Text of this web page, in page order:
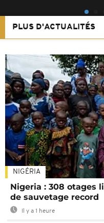
PLUS D'ACTUALITÉS
NIGÉRIA
Nigeria : 308 otages
de sauvetage record
Il y a 1 heure